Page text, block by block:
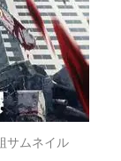
サムネイル